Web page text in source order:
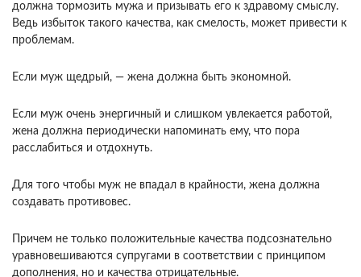
должна тормозить мужа и призывать его к здравому смыслу.
Ведь избыток такого качества, как смелость, может привести к
проблемам.
Если муж щедрый, — жена должна быть экономной.
Если муж очень энергичный и слишком увлекается работой,
жена должна периодически напоминать ему, что пора
расслабиться и отдохнуть.
Для того чтобы муж не впадал в крайности, жена должна
создавать противовес.
Причем не только положительные качества подсознательно
уравновешиваются супругами в соответствии с принципом
дополнения, но и качества отрицательные.